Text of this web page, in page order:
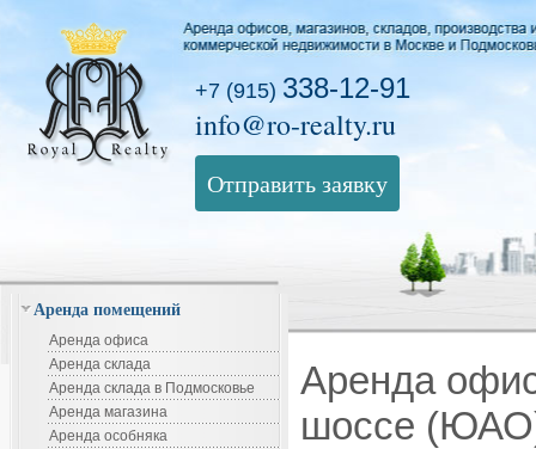
+7 (915) 338-12-91
info@ro-realty.ru
Отправить заявку
Аренда помещений
Аренда офиса
Аренда склада
Аренда склада в Подмосковье
Аренда магазина
Аренда особняка
Аренда
шоссе